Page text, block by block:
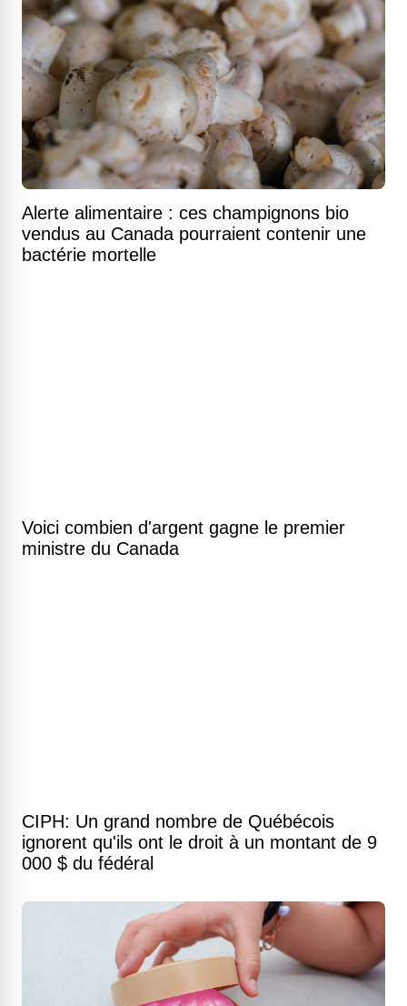
Alerte alimentaire : ces champignons bio
vendus au Canada pourraient contenir une
bactérie mortelle
Voici combien d'argent gagne le premier
ministre du Canada
CIPH: Un grand nombre de Québécois
ignorent qu'ils ont le droit à un montant de 9
000 $ du fédéral